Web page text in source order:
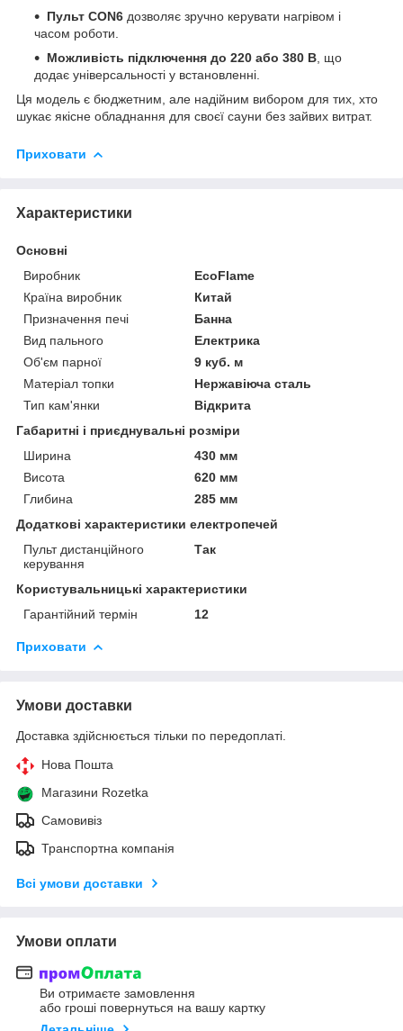
Пульт CON6 дозволяє зручно керувати нагрівом і
часом роботи.
Можливість підключення до 220 або 380 В , що
додає універсальності у встановленні.
Ця модель є бюджетним, але надійним вибором для тих, хто
шукає якісне обладнання для своєї сауни без зайвих витрат.
Приховати
Характеристики
Основні
Виробник
EcoFlame
Країна виробник
Китай
Призначення печі
Банна
Вид пального
Електрика
Об'єм парної
9 куб. м
Матеріал топки
Нержавіюча сталь
Тип кам'янки
Відкрита
Габаритні і приєднувальні розміри
Ширина
430 мм
Висота
620 мм
Глибина
285 мм
Додаткові характеристики електропечей
Пульт дистанційного
керування
Так
Користувальницькі характеристики
Гарантійний термін
12
Приховати
Умови доставки
Доставка здійснюється тільки по передоплаті.
Нова Пошта
Магазини Rozetka
Самовивіз
Транспортна компанія
Всі умови доставки
Умови оплати
Ви отримаєте замовлення
або гроші повернуться на вашу картку